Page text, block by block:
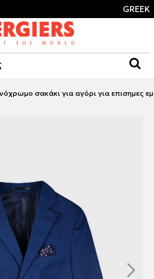
GREEK
σακάκι για αγόρι για επισημες